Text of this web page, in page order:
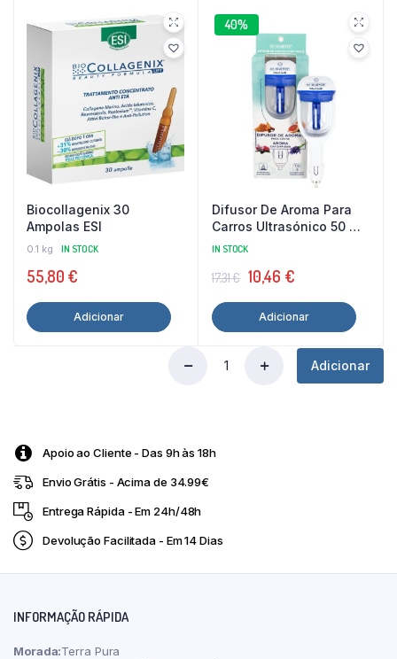
11,24 €.8,26 €.
13,06 €.
Biocollagenix 30
Ampolas ESI
0.1 kg IN STOCK
55,80 €
Adicionar
40%
Difusor De Aroma Para
Carros Ultrasónico 50 Ml
Marnys
IN STOCK
17,31€ O
preço
original
17,31 €.
10,46 €O
preço
atual
é:
10,46 €.
Adicionar
15
Marnys
quantity
Adicionar
Apoio ao Cliente - Das 9h às 18h
Envio Grátis - Acima de 34.99€
Entrega Rápida - Em 24h/48h
Devolução Facilitada - Em 14 Dias
INFORMAÇÃO RÁPIDA
Morada:Terra Pura